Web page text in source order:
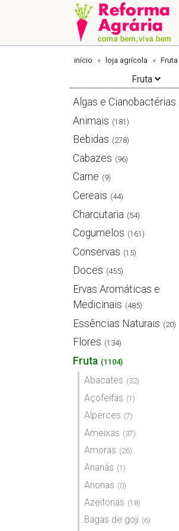
início loja agrícola Fruta
Fruta
Algas e Cianobactérias
Animais (181)
Bebidas (278)
Cabazes (96)
Carne (9)
Cereais (44)
Charcutaria (54)
Cogumelos (161)
Conservas (15)
Doces (455)
Ervas Aromáticas e
Medicinais (485)
Essências Naturais (20)
Flores (134)
Fruta (1104)
Abacates (32)
Açofeifas (1)
Alperces (7)
Ameixas (37)
Amoras (26)
Ananás (1)
Anonas (0)
Azeitonas (18)
Bagas de goji (6)